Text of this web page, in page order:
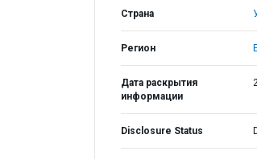
Страна
Регион
Дата раскрытия
информации
Disclosure Status